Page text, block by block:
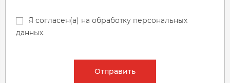
Я согласен(а) на обработку персональных
данных.
Отправить